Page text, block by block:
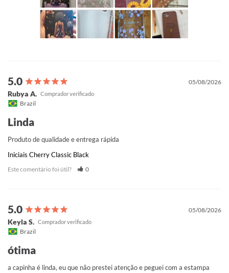
05/08/2026
Rubya A.
Brazil
Linda
Produto de qualidade e entrega rápida
Iniciais Cherry Classic Black
Este comentário foi útil? 0
05/08/2026
Keyla S.
Brazil
ótima
a capinha é linda, eu que não prestei atenção e peguei com a estampa